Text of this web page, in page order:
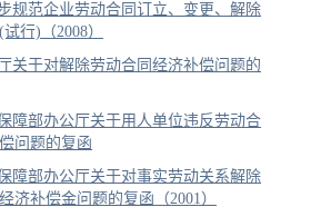
规范企业劳动合同订立、变更、解除
行)（2008）
关于对解除劳动合同经济补偿问题的
障部办公厅关于用人单位违反劳动合
问题的复函
障部办公厅关于对事实劳动关系解除
济补偿金问题的复函（2001）